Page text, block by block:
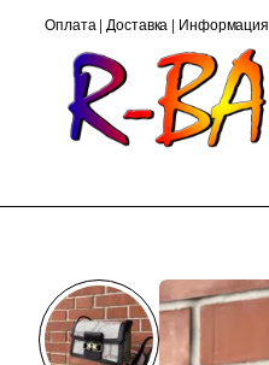
Оплата | Доставка | Информация